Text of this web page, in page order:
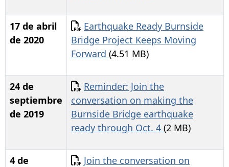
17 de abril
de 2020
Documento
Earthquake Ready Burnside
Bridge Project Keeps Moving
Forward (4.51 MB)
24 de
septiembre
de 2019
Documento
Reminder: Join the
conversation on making the
Burnside Bridge earthquake
ready through Oct. 4 (2 MB)
4 de
Documento
Join the conversation on